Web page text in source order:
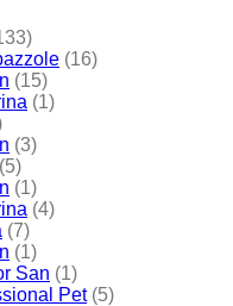
(16)
(15)
(1)
(3)
(5)
(1)
(4)
(7)
(1)
San (1)
Pet (5)